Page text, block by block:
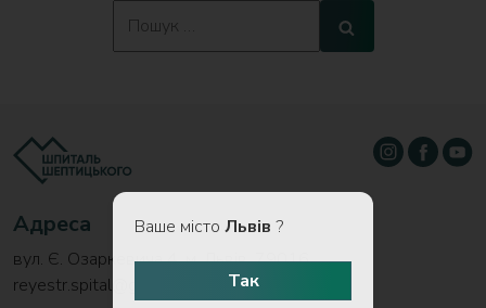
Ваше місто Львів ?
Так
for:
Адреса
вул. Є. Озаркевича 4, м. Львів, 79016
reyestr.spital@gmail.com